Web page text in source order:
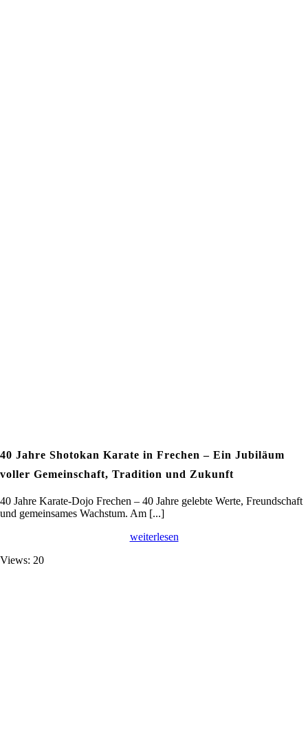
40 Jahre Shotokan Karate in Frechen – Ein Jubiläum
voller Gemeinschaft, Tradition und Zukunft
40 Jahre Karate-Dojo Frechen – 40 Jahre gelebte Werte, Freundschaft
und gemeinsames Wachstum. Am [...]
weiterlesen
Views: 20